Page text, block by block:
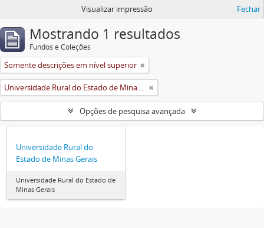
Visualizar impressão Fechar
Mostrando 1 resultados
Fundos e Coleções
Somente descrições em nível superior
Universidade Rural do Estado de Minas Gerais (Uremg)
Opções de pesquisa avançada
Universidade Rural do
Estado de Minas Gerais
Universidade Rural do Estado de
Minas Gerais